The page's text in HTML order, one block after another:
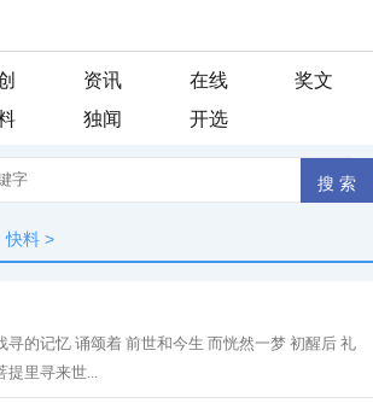
资讯 在线
奖文
独闻 开选
快料 >
寻的记忆 诵颂着 前世和今生 而恍然一梦 初醒后 礼
提里寻来世...